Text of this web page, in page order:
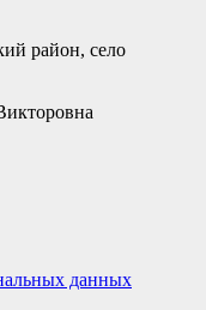
район, село
данных